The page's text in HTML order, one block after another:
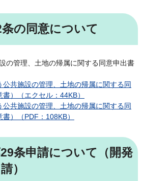
の同意について
の管理、土地の帰属に関する同意申出書
公共施設の管理、土地の帰属に関する同
）（エクセル：44KB）
公共施設の管理、土地の帰属に関する同
）（PDF：108KB）
条申請について（開発
）